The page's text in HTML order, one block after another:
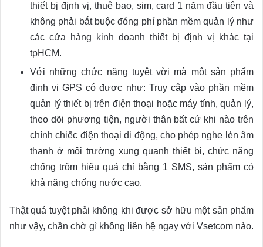
thiết bị định vị, thuê bao, sim, card 1 năm đầu tiên và
không phải bắt buộc đóng phí phần mềm quản lý như
các cửa hàng kinh doanh thiết bị định vị khác tại
tpHCM.
Với những chức năng tuyệt vời mà một sản phẩm
định vị GPS có được như: Truy cập vào phần mềm
quản lý thiết bị trên điện thoại hoặc máy tính, quản lý,
theo dõi phương tiện, người thân bất cứ khi nào trên
chính chiếc điện thoại di động, cho phép nghe lén âm
thanh ở môi trường xung quanh thiết bị, chức năng
chống trộm hiệu quả chỉ bằng 1 SMS, sản phẩm có
khả năng chống nước cao.
Thật quá tuyệt phải không khi được sở hữu một sản phẩm
như vậy, chần chờ gì không liên hệ ngay với Vsetcom nào.